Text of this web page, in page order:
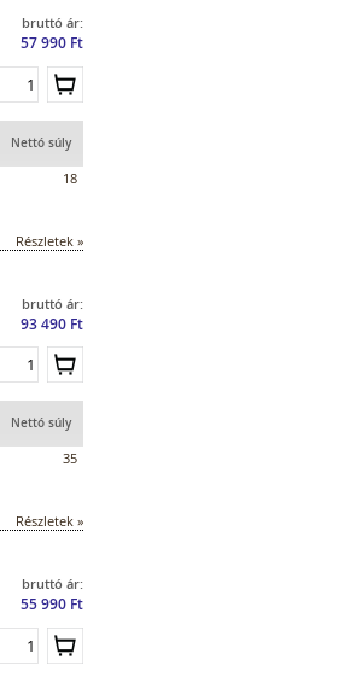
bruttó ár:
57 990 Ft
Nettó súly
18
Részletek »
bruttó ár:
93 490 Ft
Nettó súly
35
Részletek »
bruttó ár:
55 990 Ft